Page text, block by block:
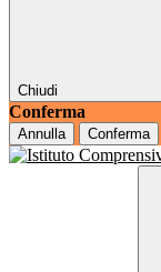
Chiudi
Conferma
Annulla Conferma